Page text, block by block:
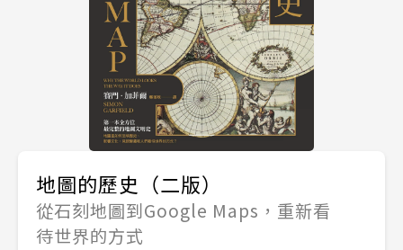
地圖的歷史（二版）
從石刻地圖到Google Maps，重新看
待世界的方式